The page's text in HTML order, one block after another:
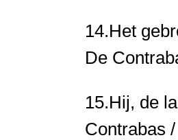
14.Het
De
15.Hij, de
Contrabas